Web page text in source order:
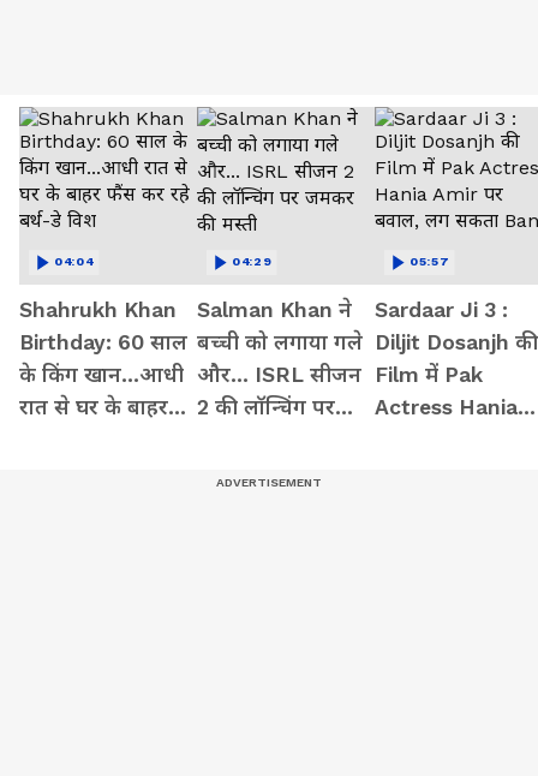
Shahrukh Khan
Birthday: 60 साल
के किंग खान...आधी
रात से घर के बाहर
04:04
Salman Khan ने
बच्ची को लगाया गले
और... ISRL सीजन
2 की लॉन्चिंग पर
04:29
Sardaar Ji 3 :
Diljit Dosanjh की
Film में Pak
Actress Hania
05:57